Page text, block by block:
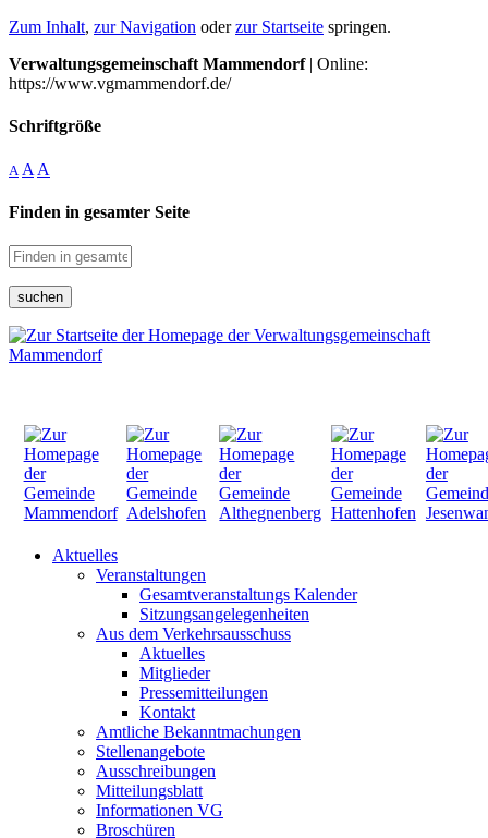
Zum Inhalt, zur Navigation oderzur Startseite springen.
Verwaltungsgemeinschaft Mammendorf| Online:
https://www.vgmammendorf.de/
Schriftgröße
A A A
Finden in gesamter Seite
suchen
Aktuelles
Veranstaltungen
Gesamtveranstaltungs Kalender
Sitzungsangelegenheiten
Aus dem Verkehrsausschuss
Aktuelles
Mitglieder
Pressemitteilungen
Kontakt
Amtliche Bekanntmachungen
Stellenangebote
Ausschreibungen
Mitteilungsblatt
Informationen VG
Broschüren